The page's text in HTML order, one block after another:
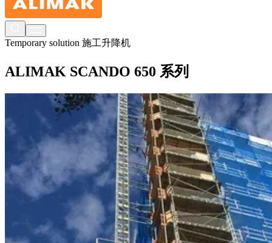
Temporary solution 施工升降机
ALIMAK SCANDO 650 系列